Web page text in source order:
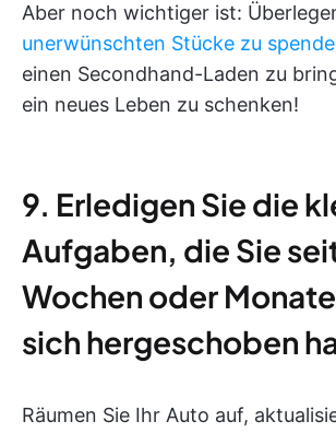
Aber noch wichtiger ist:
unerwünschten Stücke zu
einen Secondhand-Laden zu
ein neues Leben zu schenken!
9. Erledigen Sie die
Aufgaben, die Sie
Wochen oder
sich hergeschoben
Räumen Sie Ihr Auto auf,